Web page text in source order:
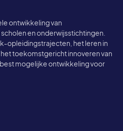
ontwikkeling van
en onderwijsstichtingen.
opleidingstrajecten, het leren in
toekomstgericht innoveren van
mogelijke ontwikkeling voor